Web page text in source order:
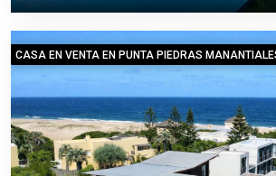
CASA EN VENTA EN PUNTA PIEDRAS